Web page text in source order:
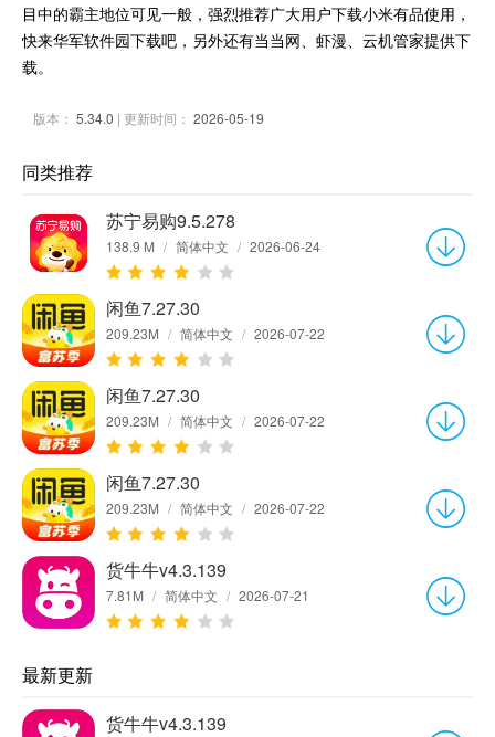
目中的霸主地位可见一般，强烈推荐广大用户下载小米有品使用，
快来华军软件园下载吧，另外还有当当网、虾漫、云机管家提供下
载。
版本： 5.34.0 | 更新时间： 2026-05-19
同类推荐
苏宁易购9.5.278
138.9 M / 简体中文 / 2026-06-24
闲鱼7.27.30
209.23M / 简体中文 / 2026-07-22
闲鱼7.27.30
209.23M / 简体中文 / 2026-07-22
闲鱼7.27.30
209.23M / 简体中文 / 2026-07-22
货牛牛v4.3.139
7.81M / 简体中文 / 2026-07-21
最新更新
货牛牛v4.3.139